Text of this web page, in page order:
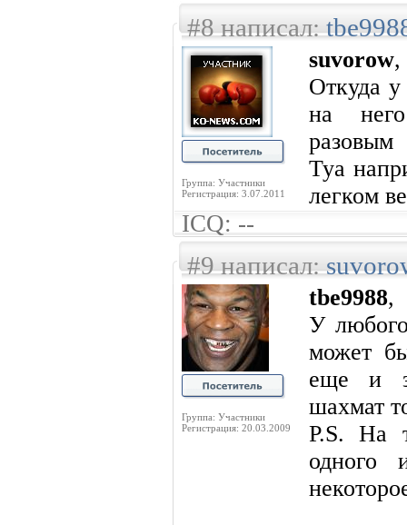
#8 написал:
Группа: Участники
Регистрация: 3.07.2011
suvorow,
Откуда
на
Туа
легком
ICQ: --
#9 написал:
Группа: Участники
Регистрация: 20.03.2009
tbe9988,
У
может
еще и
шахмат
P.S. На
одного